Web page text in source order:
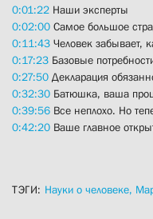
0:01:22 Наши эксперты
0:02:00 Самое большое
0:11:43 Человек забывает,
0:17:23 Базовые
0:27:50 Декларация
0:32:30 Батюшка, ваша
0:39:56 Все неплохо. Но
0:42:20 Ваше главное
ТЭГИ: Науки о человеке,